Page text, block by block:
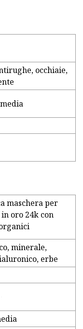
occhiaie,
maschera per
oro 24k con
minerale,
erbe